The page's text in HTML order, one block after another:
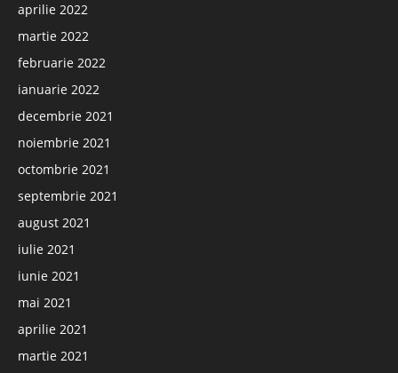
aprilie 2022
martie 2022
februarie 2022
ianuarie 2022
decembrie 2021
noiembrie 2021
octombrie 2021
septembrie 2021
august 2021
iulie 2021
iunie 2021
mai 2021
aprilie 2021
martie 2021